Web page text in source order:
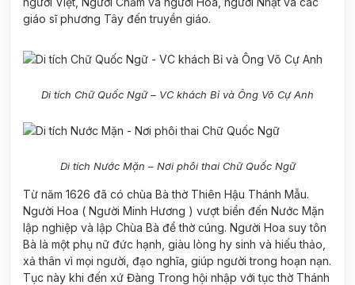
giáo sĩ phương Tây đến truyền giáo.
Di tích Chữ Quốc Ngữ – VC khách Bỉ và Ông Võ Cự Anh
Di tích Nước Mặn – Nơi phôi thai Chữ Quốc Ngữ
Từ năm 1626 đã có chùa Bà thờ Thiên Hậu Thánh Mẫu.
Người Hoa ( Người Minh Hương ) vượt biển đến Nước Mặn
lập nghiệp và lập Chùa Bà để thờ cúng. Người Hoa suy tôn
Bà là một phụ nữ đức hạnh, giàu lòng hy sinh và hiếu thảo,
xả thân vì mọi người, đạo nghĩa, giúp người trong hoạn nạn.
Tục này khi đến xứ Đàng Trong hội nhập với tục thờ Thánh